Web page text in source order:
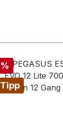
Rabatt
%
Tipp